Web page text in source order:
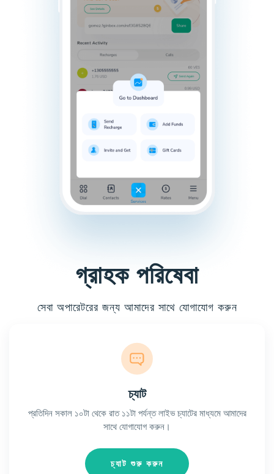
গ্রাহক পরিষেবা
সেবা অপারেটরের জন্য আমাদের সাথে যোগাযোগ করুন
চ্যাট
প্রতিদিন সকাল ১০টা থেকে রাত ১১টা পর্যন্ত লাইভ চ্যাটের মাধ্যমে আমাদের
সাথে যোগাযোগ করুন।
চ্যাট শুরু করুন